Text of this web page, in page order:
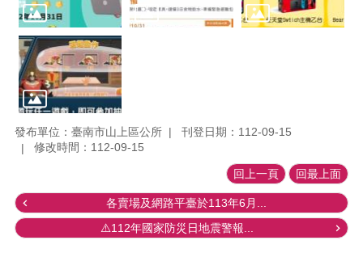
發布單位：臺南市山上區公所
刊登日期：112-09-15
修改時間：112-09-15
回上一頁 回最上面
各賣場及網路平臺於113年6月...
⚠️112年國家防災日地震警報...